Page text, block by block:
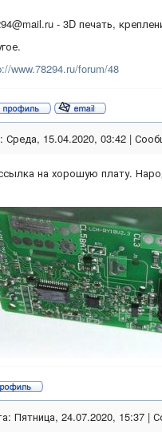
- 3D печать,
www.78294.ru/forum/48
Среда, 15.04.2020, 03:42 |
на хорошую плату.
Пятница, 24.07.2020, 15:37 |